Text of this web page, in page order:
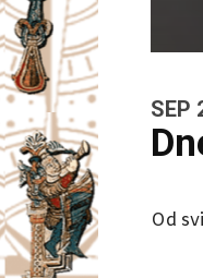
SEP
Od